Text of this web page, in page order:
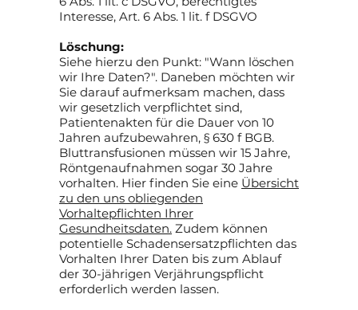
Interesse, Art. 6 Abs. 1 lit. f DSGVO
Löschung:
Siehe hierzu den Punkt: "Wann löschen
wir Ihre Daten?". Daneben möchten wir
Sie darauf aufmerksam machen, dass
wir gesetzlich verpflichtet sind,
Patientenakten für die Dauer von 10
Jahren aufzubewahren, § 630 f BGB.
Bluttransfusionen müssen wir 15 Jahre,
Röntgenaufnahmen sogar 30 Jahre
vorhalten. Hier finden Sie eine Übersicht
zu den uns obliegenden
Vorhaltepflichten Ihrer
Gesundheitsdaten. Zudem können
potentielle Schadensersatzpflichten das
Vorhalten Ihrer Daten bis zum Ablauf
der 30-jährigen Verjährungspflicht
erforderlich werden lassen.